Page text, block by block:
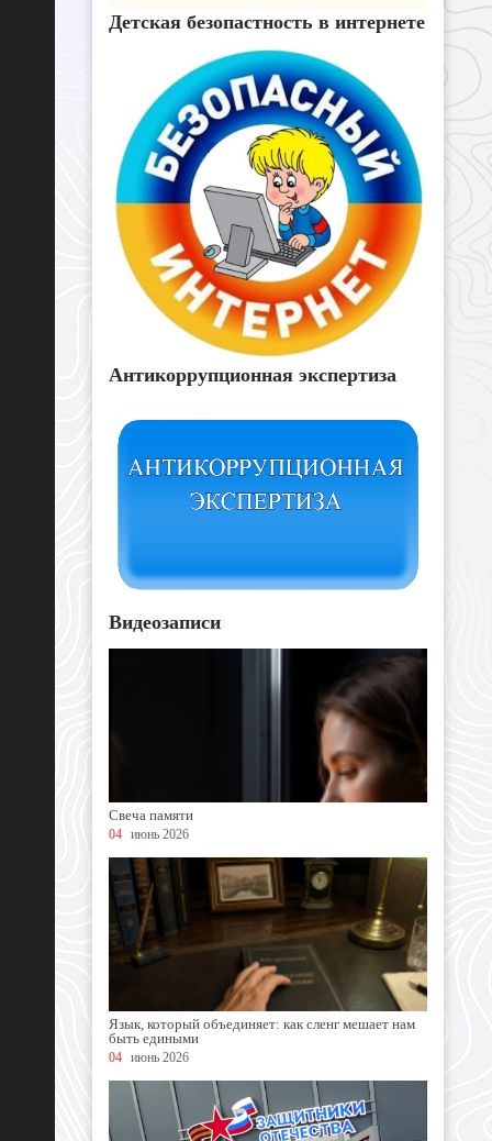
Детская безопастность в интернете
Антикоррупционная экспертиза
Видеозаписи
Свеча памяти
04 июнь 2026
Язык, который объединяет: как сленг мешает нам
быть едиными
04 июнь 2026